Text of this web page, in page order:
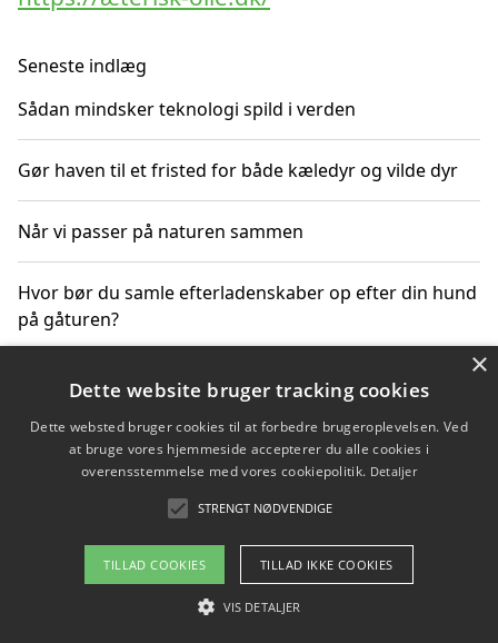
Seneste indlæg
Sådan mindsker teknologi spild i verden
Gør haven til et fristed for både kæledyr og vilde dyr
Når vi passer på naturen sammen
Hvor bør du samle efterladenskaber op efter din hund
på gåturen?
Sådan rydder du effektivt op efter et stort event
Copyright 2026 - Pilanto Aps
Om / kontakt
Blog Betingelser
×
Dette website bruger tracking cookies
Dette websted bruger cookies til at forbedre brugeroplevelsen. Ved
at bruge vores hjemmeside accepterer du alle cookies i
overensstemmelse med vores cookiepolitik. Detaljer
STRENGT NØDVENDIGE
TILLAD COOKIES TILLAD IKKE COOKIES
VIS DETALJER